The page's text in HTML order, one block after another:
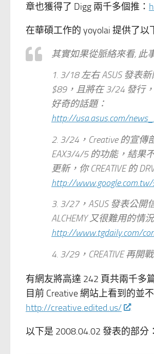
章也獲得了 Digg 兩千多個推：
在華碩工作的 yoyolai 提供了以
其實如果從脈絡來看, 此
1. 3/18 左右 ASUS 發表
$89，且將在 3/24 發行，
好奇的話題：
http://usa.asus.com/
2. 3/24，Creative 的宣傳
EAX3/4/5 的功能，結果
更新，你 CREATIVE 的
http://www.google.com.tw/
3. 3/27，ASUS 發表公開
ALCHEMY 又很難用的
http://www.tgdaily.com/
4. 3/29，CREATIVE 再
有網友將高達 242 頁共兩千多
目前 Creative 網站上看到的並
http://creative.edited.us/
以下是 2008.04.02 發表的部分：